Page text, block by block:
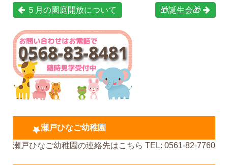
５月の園庭開放について 🎁誕生会🎁
瀬戸ひなご幼稚園
瀬戸ひなご幼稚園の連絡先はこちら TEL: 0561-82-7760